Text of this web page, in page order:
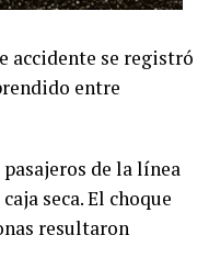
accidente se registró
entre
de la línea
seca. El choque
resultaron